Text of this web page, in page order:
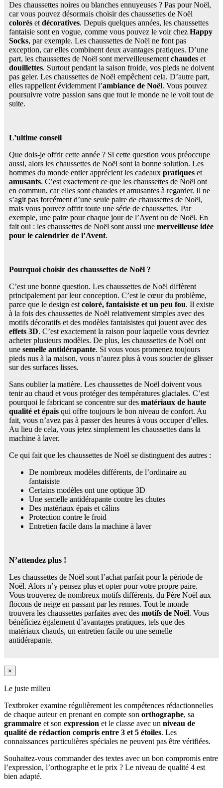
Des chaussettes noires ou blanches ennuyeuses ? Pas pour Noël,
car vous pouvez désormais choisir des chaussettes de Noël
colorés et décoratives. Depuis quelques années, les chaussettes
fantaisie sont en vogue, comme vous pouvez le voir chez Happy
Socks, par exemple. Les chaussettes de Noël ne font pas
exception, car elles combinent deux avantages pratiques. D’une
part, les chaussettes de Noël sont merveilleusement chaudes et
douillettes. Surtout pendant la saison froide, vos pieds ne doivent
pas geler. Les chaussettes de Noël empêchent cela. D’autre part,
elles rappellent évidemment l’ambiance de Noël. Vous pouvez
poursuivre votre passion sans que tout le monde ne le voit tout de
suite.
L’ultime conseil
Que dois-je offrir cette année ? Si cette question vous préoccupe
aussi, alors les chaussettes de Noël sont la bonne solution. Les
hommes du monde entier apprécient les cadeaux pratiques et
amusants. C’est exactement ce que les chaussettes de Noël ont
en commun, car elles sont chaudes et amusantes à regarder. Il ne
s’agit pas forcément d’une seule paire de chaussettes de Noël,
mais vous pouvez offrir toute une série de chaussettes. Par
exemple, une paire pour chaque jour de l’Avent ou de Noël. En
fait oui : les chaussettes de Noël sont aussi une merveilleuse idée
pour le calendrier de l’Avent.
Pourquoi choisir des chaussettes de Noël ?
C’est une bonne question. Les chaussettes de Noël diffèrent
principalement par leur conception. C’est le cœur du problème,
parce que le design est coloré, fantaisiste et un peu fou. Il existe
à la fois des chaussettes de Noël relativement simples avec des
motifs décoratifs et des modèles fantaisistes qui jouent avec des
effets 3D. C’est exactement la raison pour laquelle vous devriez
acheter plusieurs modèles. De plus, les chaussettes de Noël ont
une semelle antidérapante. Si vous vous promenez toujours
pieds nus à la maison, vous n’aurez plus à vous soucier de glisser
sur des surfaces lisses.
Sans oublier la matière. Les chaussettes de Noël doivent vous
tenir au chaud et vous protéger des températures glaciales. C’est
pourquoi le fabricant se concentre sur des matériaux de haute
qualité et épais qui offre toujours le bon niveau de confort. Au
fait, vous n’avez pas à passer des heures à vous occuper d’elles.
Au lieu de cela, vous jetez simplement les chaussettes dans la
machine à laver.
Ce qui fait que les chaussettes de Noël se distinguent des autres :
De nombreux modèles différents, de l’ordinaire au
fantaisiste
Certains modèles ont une optique 3D
Une semelle antidérapante contre les chutes
Des matériaux épais et câlins
Protection contre le froid
Entretien facile dans la machine à laver
N’attendez plus !
Les chaussettes de Noël sont l’achat parfait pour la période de
Noël. Alors n’y pensez plus et opter pour votre propre paire.
Vous trouverez de nombreux motifs différents, du Père Noël aux
flocons de neige en passant par les rennes. Tout le monde
trouvera les chaussettes parfaites avec des motifs de Noël. Vous
bénéficiez également d’avantages pratiques, tels que des
matériaux chauds, un entretien facile ou une semelle
antidérapante.
×
Le juste milieu
Textbroker examine régulièrement les compétences rédactionnelles
de chaque auteur en prenant en compte son orthographe, sa
grammaire et son expression et le classe avec un niveau de
qualité de rédaction compris entre 3 et 5 étoiles. Les
connaissances particulières spéciales ne peuvent pas être vérifiées.
Souhaitez-vous commander des textes avec un bon compromis entre
l’expression, l’orthographe et le prix ? Le niveau de qualité 4 est
bien adapté.